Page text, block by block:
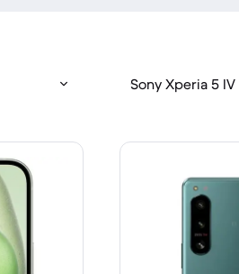
Sony Xperia 5 IV